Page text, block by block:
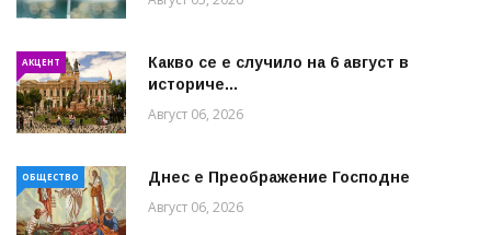
АКЦЕНТ
Какво се е случило на 6 август в
историче...
Август 06, 2026
ОБЩЕСТВО Днес е Преображение Господне
Август 06, 2026